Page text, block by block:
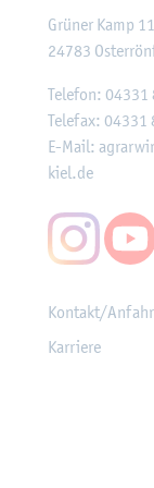
Grü­ner Kamp 11
24783
Te­le­fon: 04331
Te­le­fax: 04331
E-Mail:
kiel.​de
Kon­takt/
Kar­rie­re